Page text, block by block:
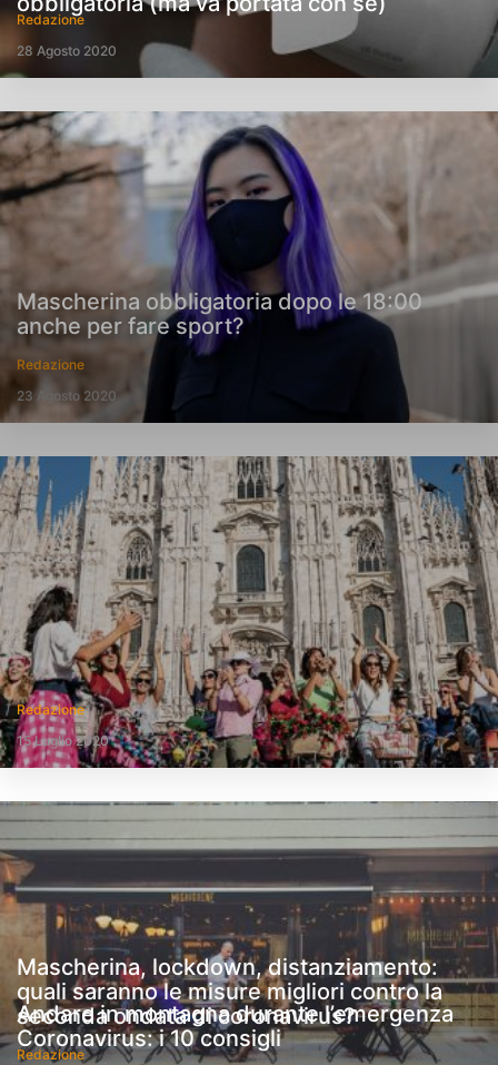
Redazione
28 Agosto 2020
Mascherina obbligatoria dopo le 18:00
anche per fare sport?
Redazione
23 Agosto 2020
Redazione
15 Luglio 2020
Mascherina, lockdown, distanziamento:
quali saranno le misure migliori contro la
seconda ondata di coronavirus?
Redazione
Andare in montagna durante l’emergenza
Coronavirus: i 10 consigli